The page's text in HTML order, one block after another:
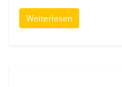
Weiterlesen